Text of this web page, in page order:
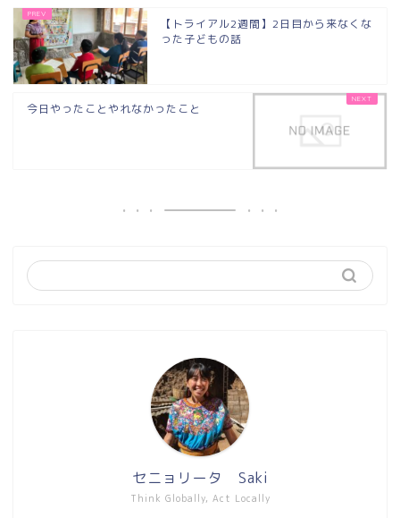
【トライアル2週間】2日目から来なくな
った子どもの話
今日やったことやれなかったこと
Think Globally, Act Locally
セニョリータ Saki